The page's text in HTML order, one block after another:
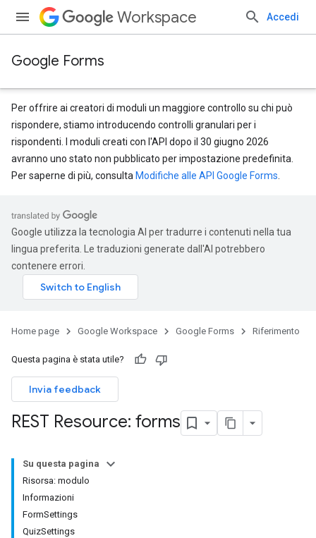
Workspace Accedi
Google Forms
Per offrire ai creatori di moduli un maggiore controllo su chi può
rispondere, stiamo introducendo controlli granulari per i
rispondenti. I moduli creati con l'API dopo il 30 giugno 2026
avranno uno stato non pubblicato per impostazione predefinita.
Per saperne di più, consulta Modifiche alle API Google Forms
Google utilizza la tecnologia AI per tradurre i contenuti nella tua
lingua preferita. Le traduzioni generate dall'AI potrebbero
contenere errori.
Home page Google Workspace Google Forms Riferimento
Questa pagina è stata utile?
Invia feedback
REST Resource: forms
Su questa pagina
Risorsa: modulo
Informazioni
FormSettings
QuizSettings